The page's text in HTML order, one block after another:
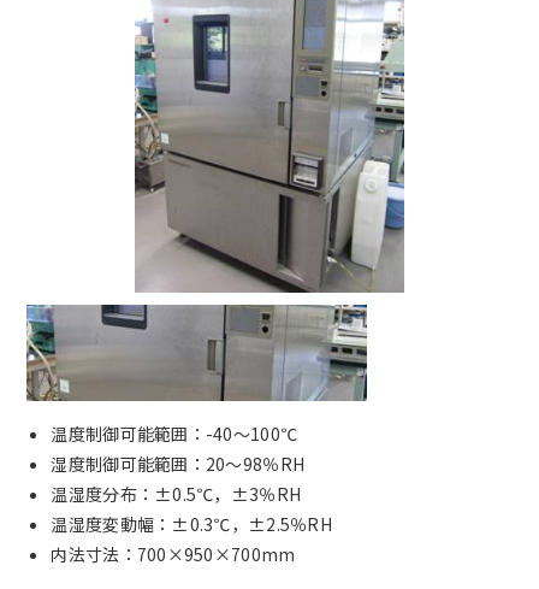
温度制御可能範囲：-40～100℃
湿度制御可能範囲：20～98％RH
温湿度分布：±0.5℃，±3％RH
温湿度変動幅：±0.3℃，±2.5％RH
内法寸法：700×950×700mm